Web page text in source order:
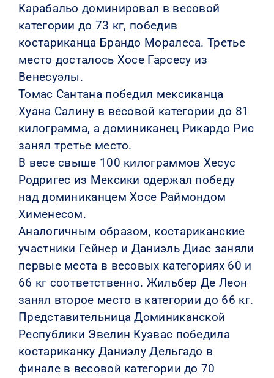
Карабальо доминировал в весовой
категории до 73 кг, победив
костариканца Брандо Моралеса. Третье
место досталось Хосе Гарсесу из
Венесуэлы.
Томас Сантана победил мексиканца
Хуана Салину в весовой категории до 81
килограмма, а доминиканец Рикардо Рис
занял третье место.
В весе свыше 100 килограммов Хесус
Родригес из Мексики одержал победу
над доминиканцем Хосе Раймондом
Хименесом.
Аналогичным образом, костариканские
участники Гейнер и Даниэль Диас заняли
первые места в весовых категориях 60 и
66 кг соответственно. Жильбер Де Леон
занял второе место в категории до 66 кг.
Представительница Доминиканской
Республики Эвелин Куэвас победила
костариканку Даниэлу Дельгадо в
финале в весовой категории до 70